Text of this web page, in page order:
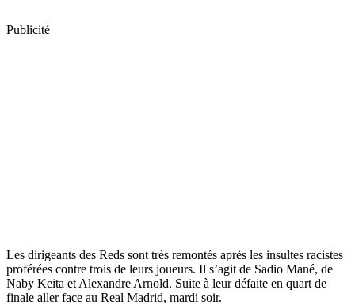
Publicité
Les dirigeants des Reds sont très remontés après les insultes racistes
proférées contre trois de leurs joueurs. Il s’agit de Sadio Mané, de
Naby Keita et Alexandre Arnold. Suite à leur défaite en quart de
finale aller face au Real Madrid, mardi soir.